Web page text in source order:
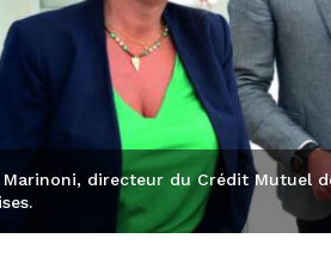
Marinoni, directeur du Crédit Mutuel